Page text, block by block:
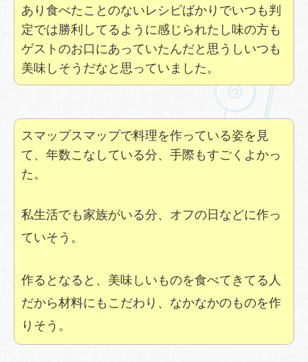
あり食べたことのないレシピばかりでいつも判
定では勝利してるように感じられたし味の方も
ゲストのお口にあっていたんだと思うしいつも
美味しそうだなと思っていました。
スマップスマップで料理を作っている姿を見
て、年数こなしている分、手際もすごくよかっ
た。
私生活でも家族がいる分、オフの日などに作っ
ていそう。
作るとなると、美味しいものを食べてきてる人
だから材料にもこだわり、なかなかのものを作
りそう。